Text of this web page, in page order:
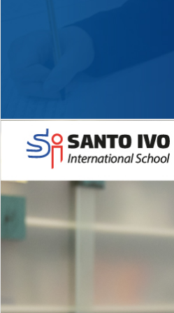
Novidades 2026 High School
EDUCAÇÃO
Inglês todos